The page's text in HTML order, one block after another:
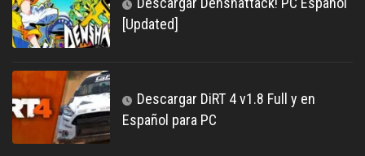
[Updated]
Descargar DiRT 4 v1.8 Full y en
Español para PC